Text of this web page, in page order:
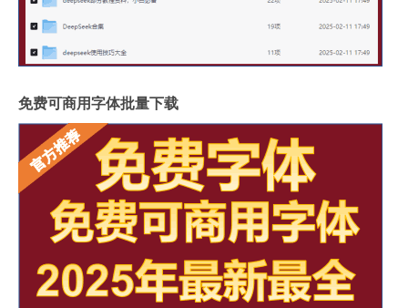
免费可商用字体批量下载